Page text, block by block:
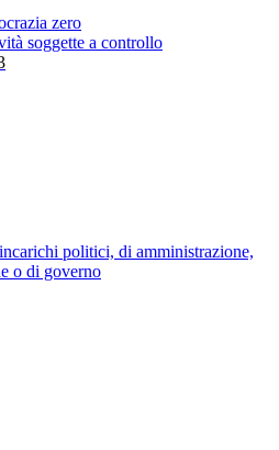
zero
soggette a controllo
politici, di amministrazione,
o di governo